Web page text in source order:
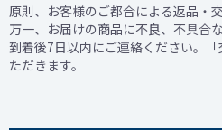
原則、お客様のご都合による返品・
万一、お届けの商品に不良、不具合
到着後7日以内にご連絡ください。
ただきます。